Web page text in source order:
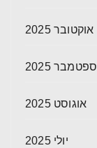
אוקטובר 2025
ספטמבר 2025
אוגוסט 2025
יולי 2025